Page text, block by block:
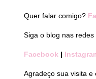
Quer falar comigo?
Siga o blog nas redes
Facebook |
Agradeço sua visita e